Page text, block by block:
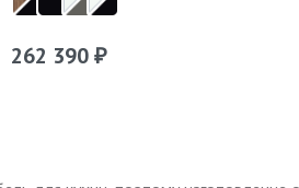
262 390 ₽